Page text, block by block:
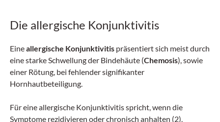
Die allergische Konjunktivitis
Eineallergische Konjunktivitis präsentiert sich meist durch
eine starke Schwellung der Bindehäute (Chemosis), sowie
einer Rötung, bei fehlender signifikanter
Hornhautbeteiligung.
Für eine allergische Konjunktivitis spricht, wenn die
Symptome rezidivieren oder chronisch anhalten (2).